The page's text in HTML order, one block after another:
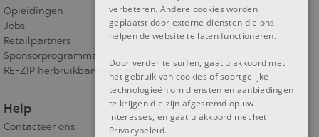
Opleidingen
Jobs
Retailpartners
Sponsorprogramma
RE-ZIP herbruikbare verpakking
Help
Contacteer ons
verbeteren. Andere cookies worden
geplaatst door externe diensten die ons
helpen de website te laten functioneren.
Door verder te surfen, gaat u akkoord met
het gebruik van cookies of soortgelijke
technologieën om diensten en aanbiedingen
te krijgen die zijn afgestemd op uw
interesses, en gaat u akkoord met het
Privacybeleid.